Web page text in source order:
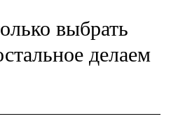
выбрать
делаем